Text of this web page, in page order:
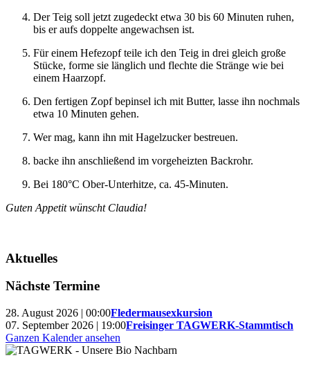
Der Teig soll jetzt zugedeckt etwa 30 bis 60 Minuten ruhen,
bis er aufs doppelte angewachsen ist.
Für einem Hefezopf teile ich den Teig in drei gleich große
Stücke, forme sie länglich und flechte die Stränge wie bei
einem Haarzopf.
Den fertigen Zopf bepinsel ich mit Butter, lasse ihn nochmals
etwa 10 Minuten gehen.
Wer mag, kann ihn mit Hagelzucker bestreuen.
backe ihn anschließend im vorgeheizten Backrohr.
Bei 180°C Ober-Unterhitze, ca. 45-Minuten.
Guten Appetit wünscht Claudia!
Aktuelles
Nächste Termine
28. August 2026 | 00:00Fledermausexkursion
07. September 2026 | 19:00Freisinger TAGWERK-Stammtisch
Ganzen Kalender ansehen